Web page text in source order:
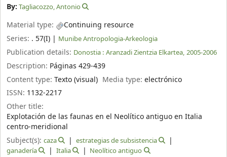
By: Tagliacozzo, Antonio
Material type:
Continuing resource
Series: . 57(I) | Munibe Antropologia-Arkeologia
Publication details: Donostia : Aranzadi Zientzia Elkartea, 2005-2006
Description: Páginas 429-439
Content type: Texto (visual) Media type:electrónico
ISSN: 1132-2217
Other title:
Explotación de las faunas en el Neolítico antiguo en Italia
centro-meridional
Subject(s): caza
estrategias de subsistencia
ganadería
Italia Neolítico antiguo